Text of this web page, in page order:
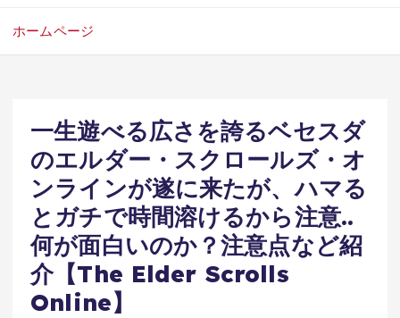
ホームページ
一生遊べる広さを誇るベセスダ
のエルダー・スクロールズ・オ
ンラインが遂に来たが、ハマる
とガチで時間溶けるから注意..
何が面白いのか？注意点など紹
介【The Elder Scrolls
Online】